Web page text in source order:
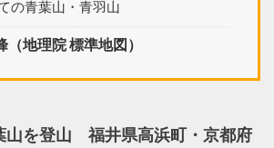
の青葉山・青羽山
（地理院 標準地図）
山を登山 福井県高浜町・京都府